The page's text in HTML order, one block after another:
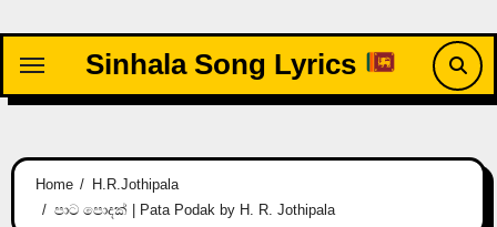
content
Sinhala Song Lyrics
Home
H.R.Jothipala
පාට පොදක් | Pata Podak by H. R. Jothipala